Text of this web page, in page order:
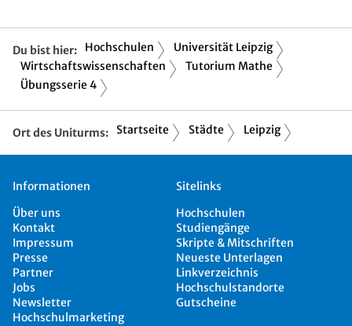
Du bist hier: Hochschulen
Universität Leipzig
Wirtschaftswissenschaften
Tutorium Mathe
Übungsserie 4
Ort des Uniturms: Startseite Städte Leipzig
Informationen
Über uns
Kontakt
Impressum
Presse
Partner
Jobs
Newsletter
Hochschulmarketing
Sitelinks
Hochschulen
Studiengänge
Skripte & Mitschriften
Neueste Unterlagen
Linkverzeichnis
Hochschulstandorte
Gutscheine